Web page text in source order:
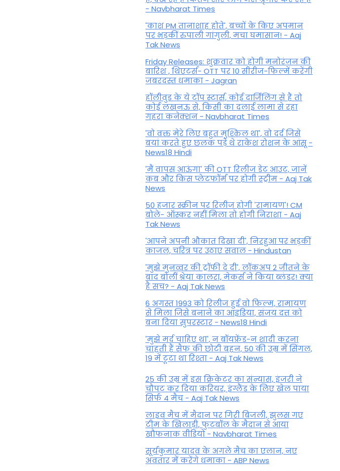
- Navbharat Times
'काश PM तानाशाह होते', बच्चों के किए अपमान
पर भड़कीं रुपाली गांगुली, मचा घमासान! - Aaj
Tak News
Friday Releases: शुक्रवार को होगी मनोरंजन की
बारिश , थिएटर्स- OTT पर 10 सीरीज-फिल्में करेंगी
जबरदस्त धमाका - Jagran
हॉलीवुड के ये टॉप स्टार्स, कोई दार्जिलिंग से हैं तो
कोई लखनऊ से, किसी का दलाई लामा से रहा
गहरा कनेक्शन - Navbharat Times
'वो वक्त मेरे लिए बहुत मुश्किल था', वो दर्द जिसे
बयां करते हुए छलक पड़े थे राकेश रोशन के आंसू -
News18 Hindi
'मैं वापस आऊंगा' की OTT रिलीज डेट आउट, जानें
कब और किस प्लेटफॉर्म पर होगी स्ट्रीम - Aaj Tak
News
50 हजार स्क्रीन पर रिलीज होगी 'रामायण'! CM
बोले- ऑस्कर नहीं मिला तो होगी निराशा - Aaj
Tak News
'आपने अपनी औकात दिखा दी', निरहुआ पर भड़कीं
काजल, चरित्र पर उठाए सवाल - Hindustan
'मुझे मुनव्वर की ट्रॉफी दे दी', लॉकअप 2 जीतने के
बाद बोलीं श्रेया कालरा, मेकर्स ने किया ब्लंडर! क्या
है सच? - Aaj Tak News
6 अगस्त 1993 को रिलीज हुई वो फिल्म, रामायण
से मिला जिसे बनाने का आइडिया, संजय दत्त को
बना दिया सुपरस्टार - News18 Hindi
'मुझे मर्द चाहिए था', न बॉयफ्रेंड-न शादी करना
चाहती हैं सैफ की छोटी बहन, 50 की उम्र में सिंगल,
19 में टूटा था रिश्ता - Aaj Tak News
25 की उम्र में इस क्रिकेटर का संन्यास, इंजरी ने
चौपट कर दिया करियर, इंग्लैंड के लिए खेल पाया
सिर्फ 4 मैच - Aaj Tak News
लाइव मैच में मैदान पर गिरी बिजली, झुलस गए
टीम के खिलाड़ी, फुटबॉल के मैदान से आया
खौफनाक वीडियो - Navbharat Times
सूर्यकुमार यादव के अगले मैच का एलान, नए
अवतार में करेंगे धमाका - ABP News